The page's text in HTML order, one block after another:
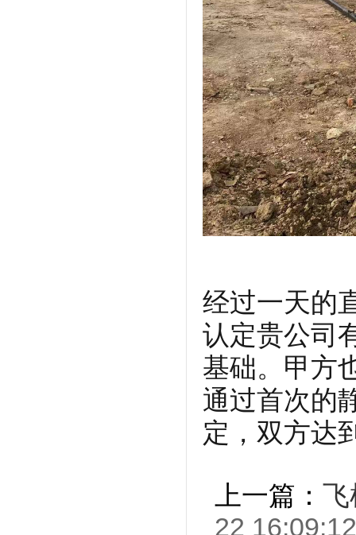
经过一天的
认定贵公司
基础。甲方
通过首次的
定，双方达
上一篇： 飞
22 16:09:12